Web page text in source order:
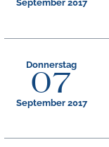
Donnerstag
07
September 2017